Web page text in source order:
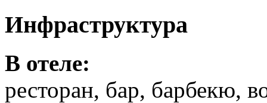
Инфраструктура
В отеле:
ресторан, бар, барбекю,